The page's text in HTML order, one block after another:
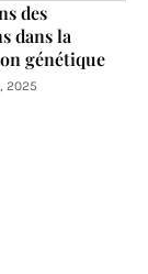
des
dans la
génétique
2025